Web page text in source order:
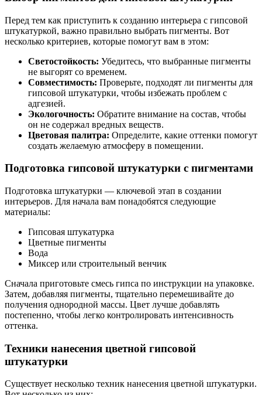
Перед тем как приступить к созданию интерьера с гипсовой
штукатуркой, важно правильно выбрать пигменты. Вот
несколько критериев, которые помогут вам в этом:
Светостойкость: Убедитесь, что выбранные пигменты
не выгорят со временем.
Совместимость: Проверьте, подходят ли пигменты для
гипсовой штукатурки, чтобы избежать проблем с
адгезией.
Экологочность: Обратите внимание на состав, чтобы
он не содержал вредных веществ.
Цветовая палитра: Определите, какие оттенки помогут
создать желаемую атмосферу в помещении.
Подготовка гипсовой штукатурки с пигментами
Подготовка штукатурки — ключевой этап в создании
интерьеров. Для начала вам понадобятся следующие
материалы:
Гипсовая штукатурка
Цветные пигменты
Вода
Миксер или строительный венчик
Сначала приготовьте смесь гипса по инструкции на упаковке.
Затем, добавляя пигменты, тщательно перемешивайте до
получения однородной массы. Цвет лучше добавлять
постепенно, чтобы легко контролировать интенсивность
оттенка.
Техники нанесения цветной гипсовой
штукатурки
Существует несколько техник нанесения цветной штукатурки.